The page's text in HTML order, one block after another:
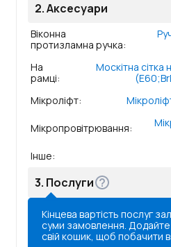
2.Аксесуари
Віконна
протизламна ручка:
На
рамці:
Москітна сітка
Мікроліфт:
Мікропровітрювання:
Інше:
3. Послуги
Кінцева вартість послуг
суми замовлення. Додайте
свій кошик, щоб побачити